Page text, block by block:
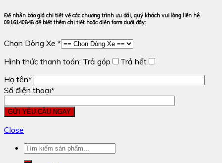
Để nhận báo giá chi tiết về các chương trình ưu đãi, quý khách vui lòng liên hệ
0916140848 để biết thêm chi tiết hoặc điền form dưới đây:
Chọn Dòng Xe *
Hình thức thanh toán: Trả góp
Trả hết
Họ tên*
Số điện thoại*
Close